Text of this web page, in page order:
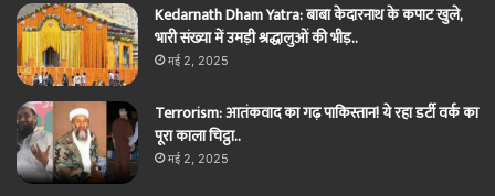
Kedarnath Dham Yatra: बाबा केदारनाथ के कपाट खुले,
भारी संख्या में उमड़ी श्रद्धालुओं की भीड़..
मई 2, 2025
Terrorism: आतंकवाद का गढ़ पाकिस्तान! ये रहा डर्टी वर्क का
पूरा काला चिट्ठा..
मई 2, 2025